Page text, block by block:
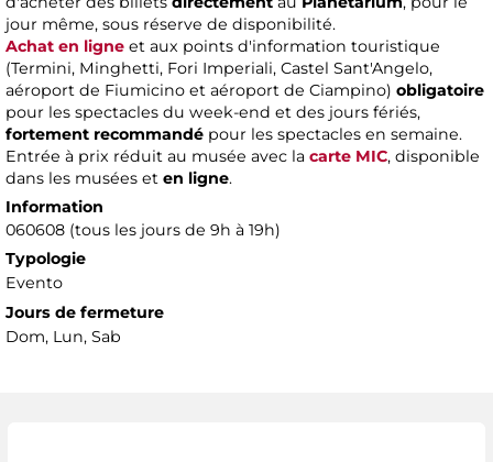
jour même, sous réserve de disponibilité.
Achat en ligne et aux points d'information touristique
(Termini, Minghetti, Fori Imperiali, Castel Sant'Angelo,
aéroport de Fiumicino et aéroport de Ciampino) obligatoire
pour les spectacles du week-end et des jours fériés,
fortement recommandé pour les spectacles en semaine.
Entrée à prix réduit au musée avec la carte MIC, disponible
dans les musées et en ligne.
Information
060608 (tous les jours de 9h à 19h)
Typologie
Evento
Jours de fermeture
Dom, Lun, Sab